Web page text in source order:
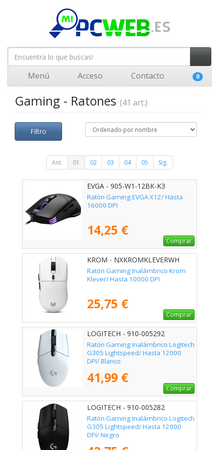
Menú Acceso Contacto 0
Gaming - Ratones (41 art.)
Filtro
Ant. 01 02 03 04 05 Sig.
EVGA - 905-W1-12BK-K3
Ratón Gaming EVGA X12/ Hasta
16000 DPI
14,25 €
Comprar
KROM - NXKROMKLEVERWH
Ratón Gaming Inalámbrico Krom
Klever/ Hasta 10000 DPI
25,75 €
Comprar
LOGITECH - 910-005292
Ratón Gaming Inalámbrico Logitech
G305 Lightspeed/ Hasta 12000
DPI/ Blanco
41,99 €
Comprar
LOGITECH - 910-005282
Ratón Gaming Inalámbrico Logitech
G305 Lightspeed/ Hasta 12000
DPI/ Negro